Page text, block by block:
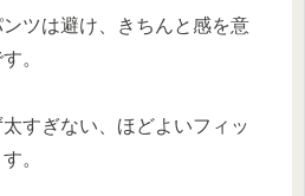
ツは避け、きちんと感を意
。
すぎない、ほどよいフィッ
。